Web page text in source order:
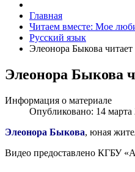
Главная
Читаем вместе: Мое
Русский язык
Элеонора Быкова
Элеонора Быкова
Информация о материале
Опубликовано: 14 марта
Элеонора Быкова, юная
Видео предоставлено КГБУ